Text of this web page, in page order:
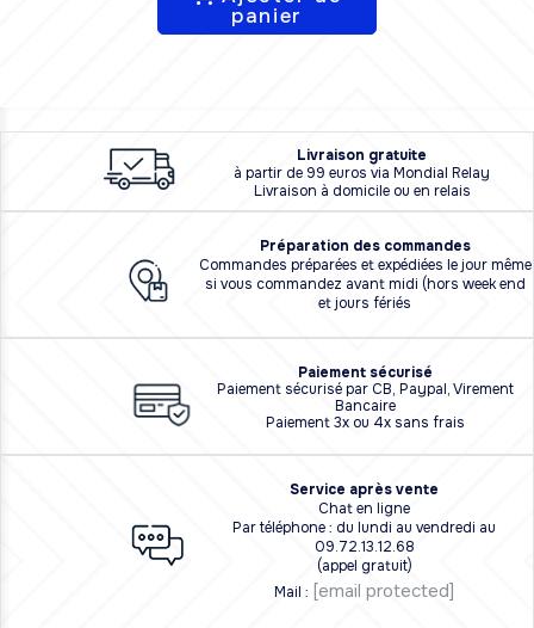
panier
Livraison gratuite
à partir de 99 euros via Mondial Relay
Livraison à domicile ou en relais
Préparation des commandes
Commandes préparées et expédiées le jour même
si vous commandez avant midi (hors week end
et jours fériés
Paiement sécurisé
Paiement sécurisé par CB, Paypal, Virement
Bancaire
Paiement 3x ou 4x sans frais
Service après vente
Chat en ligne
Par téléphone : du lundi au vendredi au
09.72.13.12.68
(appel gratuit)
Mail : [email protected]